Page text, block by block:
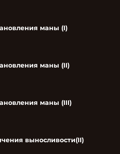
маны (I)
маны (II)
маны (III)
выносливости(II)